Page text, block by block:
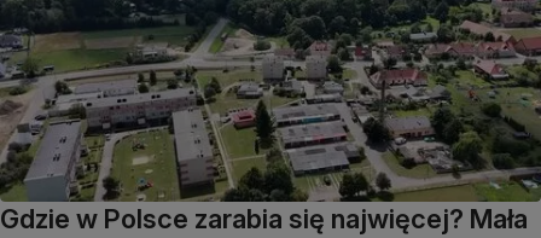
Gdzie w Polsce zarabia się najwięcej? Mała